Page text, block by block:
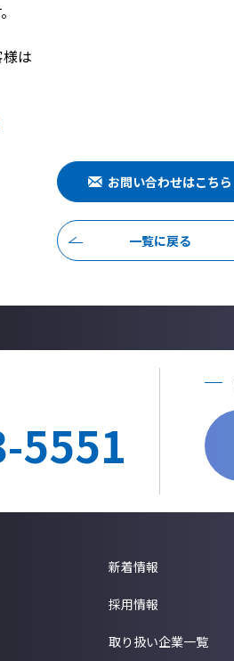
は
お問い合わせはこちら
一覧に戻る
5551
新着情報
採用情報
取り扱い企業一覧